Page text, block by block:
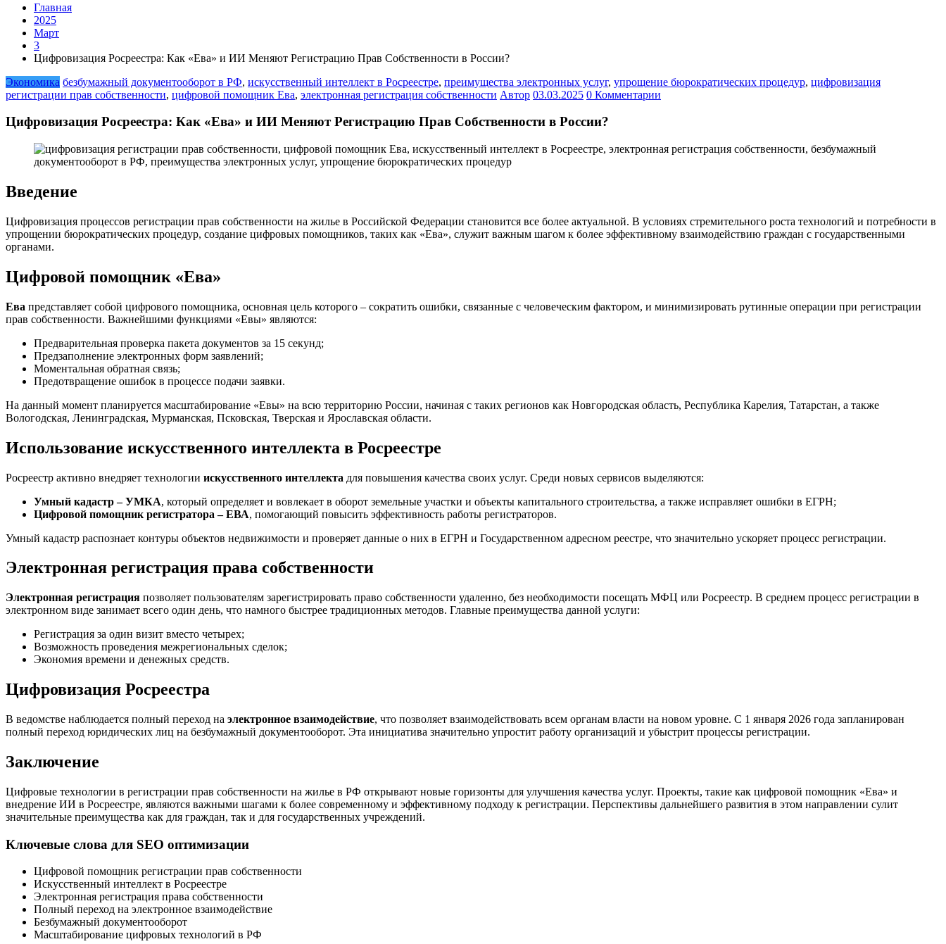
Главная
2025
Март
3
Цифровизация Росреестра: Как «Ева» и ИИ Меняют Регистрацию Прав Собственности в России?
Экономика безбумажный документооборот в РФ, искусственный интеллект в Росреестре, преимущества электронных услуг, упрощение бюрократических процедур, цифровизация
регистрации прав собственности, цифровой помощник Ева, электронная регистрация собственности Автор 03.03.2025 0 Комментарии
Цифровизация Росреестра: Как «Ева» и ИИ Меняют Регистрацию Прав Собственности в России?
Введение
Цифровизация процессов регистрации прав собственности на жилье в Российской Федерации становится все более актуальной. В условиях стремительного роста технологий и потребности в
упрощении бюрократических процедур, создание цифровых помощников, таких как «Ева», служит важным шагом к более эффективному взаимодействию граждан с государственными
органами.
Цифровой помощник «Ева»
Ева представляет собой цифрового помощника, основная цель которого – сократить ошибки, связанные с человеческим фактором, и минимизировать рутинные операции при регистрации
прав собственности. Важнейшими функциями «Евы» являются:
Предварительная проверка пакета документов за 15 секунд;
Предзаполнение электронных форм заявлений;
Моментальная обратная связь;
Предотвращение ошибок в процессе подачи заявки.
На данный момент планируется масштабирование «Евы» на всю территорию России, начиная с таких регионов как Новгородская область, Республика Карелия, Татарстан, а также
Вологодская, Ленинградская, Мурманская, Псковская, Тверская и Ярославская области.
Использование искусственного интеллекта в Росреестре
Росреестр активно внедряет технологии искусственного интеллекта для повышения качества своих услуг. Среди новых сервисов выделяются:
Умный кадастр – УМКА, который определяет и вовлекает в оборот земельные участки и объекты капитального строительства, а также исправляет ошибки в ЕГРН;
Цифровой помощник регистратора – ЕВА, помогающий повысить эффективность работы регистраторов.
Умный кадастр распознает контуры объектов недвижимости и проверяет данные о них в ЕГРН и Государственном адресном реестре, что значительно ускоряет процесс регистрации.
Электронная регистрация права собственности
Электронная регистрация позволяет пользователям зарегистрировать право собственности удаленно, без необходимости посещать МФЦ или Росреестр. В среднем процесс регистрации в
электронном виде занимает всего один день, что намного быстрее традиционных методов. Главные преимущества данной услуги:
Регистрация за один визит вместо четырех;
Возможность проведения межрегиональных сделок;
Экономия времени и денежных средств.
Цифровизация Росреестра
В ведомстве наблюдается полный переход на электронное взаимодействие, что позволяет взаимодействовать всем органам власти на новом уровне. С 1 января 2026 года запланирован
полный переход юридических лиц на безбумажный документооборот. Эта инициатива значительно упростит работу организаций и убыстрит процессы регистрации.
Заключение
Цифровые технологии в регистрации прав собственности на жилье в РФ открывают новые горизонты для улучшения качества услуг. Проекты, такие как цифровой помощник «Ева» и
внедрение ИИ в Росреестре, являются важными шагами к более современному и эффективному подходу к регистрации. Перспективы дальнейшего развития в этом направлении сулит
значительные преимущества как для граждан, так и для государственных учреждений.
Ключевые слова для SEO оптимизации
Цифровой помощник регистрации прав собственности
Искусственный интеллект в Росреестре
Электронная регистрация права собственности
Полный переход на электронное взаимодействие
Безбумажный документооборот
Масштабирование цифровых технологий в РФ